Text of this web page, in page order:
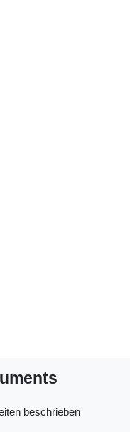
beschrieben